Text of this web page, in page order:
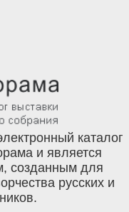
каталог
и является
созданным для
русских и